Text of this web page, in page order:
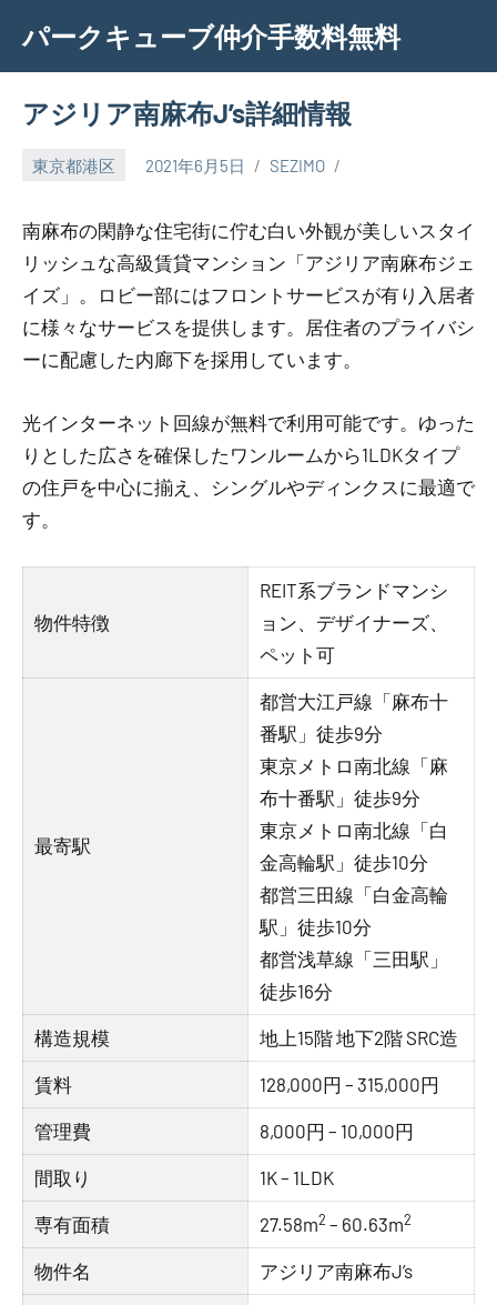
content
パークキューブ仲介手数料無料
アジリア南麻布J’s詳細情報
東京都港区 2021年6月5日 SEZIMO
南麻布の閑静な住宅街に佇む白い外観が美しいスタイ
リッシュな高級賃貸マンション「アジリア南麻布ジェ
イズ」。ロビー部にはフロントサービスが有り入居者
に様々なサービスを提供します。居住者のプライバシ
ーに配慮した内廊下を採用しています。
光インターネット回線が無料で利用可能です。ゆった
りとした広さを確保したワンルームから1LDKタイプ
の住戸を中心に揃え、シングルやディンクスに最適で
す。
物件特徴
REIT系ブランドマンシ
ョン、デザイナーズ、
ペット可
最寄駅
都営大江戸線「麻布十
番駅」徒歩9分
東京メトロ南北線「麻
布十番駅」徒歩9分
東京メトロ南北線「白
金高輪駅」徒歩10分
都営三田線「白金高輪
駅」徒歩10分
都営浅草線「三田駅」
徒歩16分
構造規模 地上15階 地下2階 SRC造
賃料 128,000円 – 315,000円
管理費 8,000円 – 10,000円
間取り 1K – 1LDK
専有面積 27.58m2 – 60.63m2
物件名 アジリア南麻布J’s